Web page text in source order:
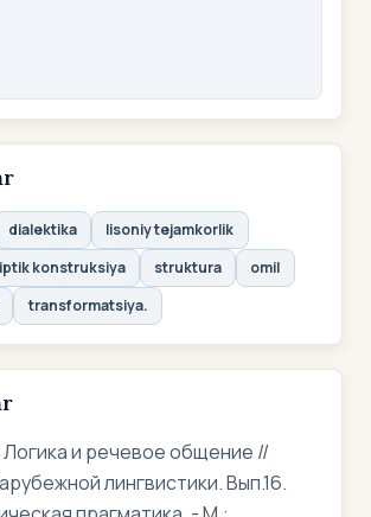
dialektika
lisoniy tejamkorlik
konstruksiya struktura
omil
transformatsiya.
Логика и речевое общение //
лингвистики. Вып.16.